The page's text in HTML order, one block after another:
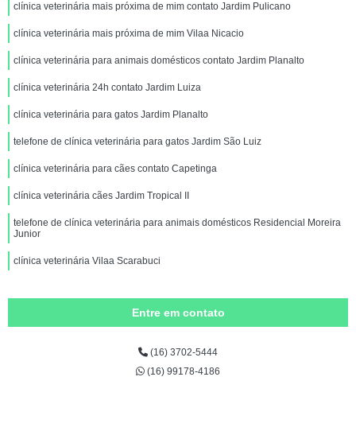
clínica veterinária mais próxima de mim contato Jardim Pulicano
clínica veterinária mais próxima de mim Vilaa Nicacio
clínica veterinária para animais domésticos contato Jardim Planalto
clínica veterinária 24h contato Jardim Luiza
clínica veterinária para gatos Jardim Planalto
telefone de clínica veterinária para gatos Jardim São Luiz
clínica veterinária para cães contato Capetinga
clínica veterinária cães Jardim Tropical II
telefone de clínica veterinária para animais domésticos Residencial Moreira
Junior
clínica veterinária Vilaa Scarabuci
Entre em contato
(16) 3702-5444
(16) 99178-4186